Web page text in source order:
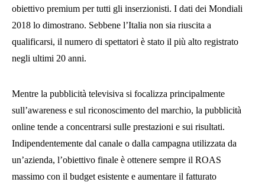
obiettivo premium per tutti gli inserzionisti. I dati dei Mondiali
2018 lo dimostrano. Sebbene l’Italia non sia riuscita a
qualificarsi, il numero di spettatori è stato il più alto registrato
negli ultimi 20 anni.
Mentre la pubblicità televisiva si focalizza principalmente
sull’awareness e sul riconoscimento del marchio, la pubblicità
online tende a concentrarsi sulle prestazioni e sui risultati.
Indipendentemente dal canale o dalla campagna utilizzata da
un’azienda, l’obiettivo finale è ottenere sempre il ROAS
massimo con il budget esistente e aumentare il fatturato